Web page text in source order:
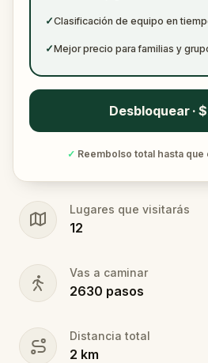
✓Clasificación de equipo en
✓Mejor precio para familias y
Desbloquear ·
✓ Reembolso total hasta que
Lugares que visitarás
12
Vas a caminar
2630 pasos
Distancia total
2 km